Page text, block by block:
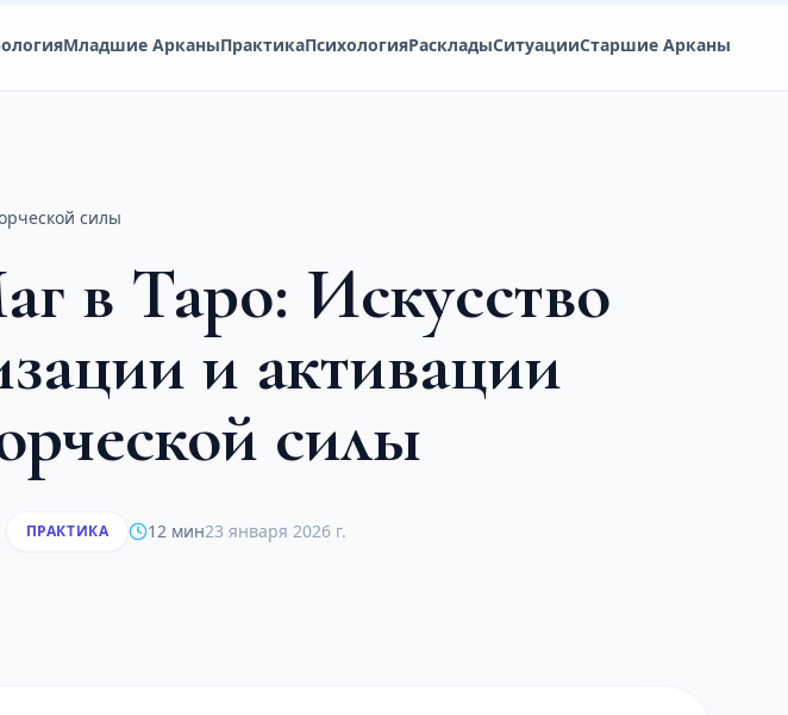
Младшие АрканыПрактикаПсихологияРаскладыСитуацииСтаршие Арканы
силы
в Таро: Искусство
и активации
силы
ПРАКТИКА 12 мин23 января 2026 г.